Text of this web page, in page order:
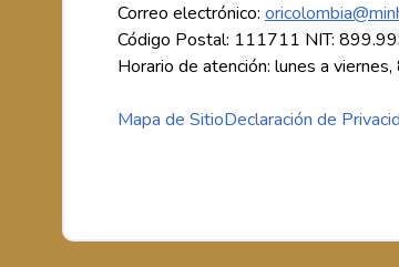
Correo electrónico:
Código Postal: 111711 NIT:
Horario de atención: lunes a
Mapa de SitioDeclaración de